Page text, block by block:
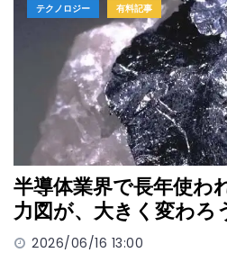
テクノロジー 有料記事
半導体業界で長年使わ
力図が、大きく変わろ
2026/06/16 13:00